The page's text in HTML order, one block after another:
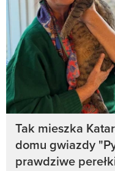
Tak mieszka
domu gwiazdy
prawdziwe